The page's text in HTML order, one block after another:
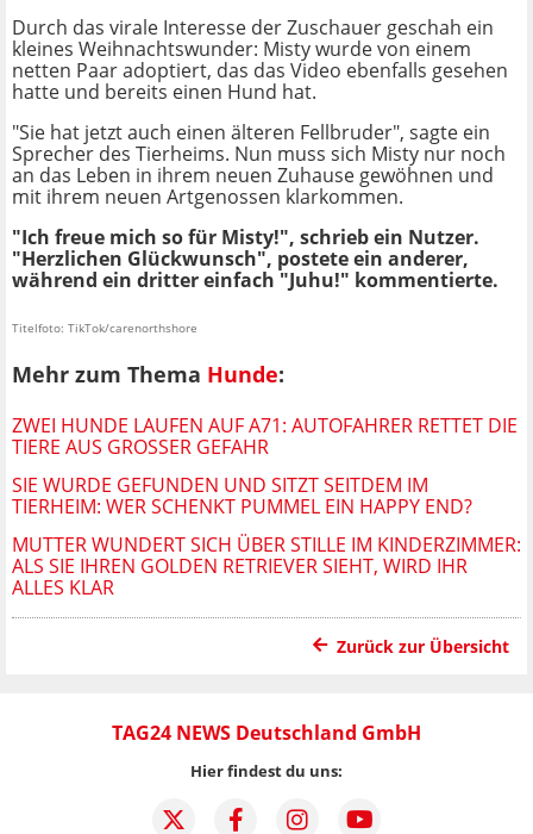
Durch das virale Interesse der Zuschauer geschah ein
kleines Weihnachtswunder: Misty wurde von einem
netten Paar adoptiert, das das Video ebenfalls gesehen
hatte und bereits einen Hund hat.
"Sie hat jetzt auch einen älteren Fellbruder", sagte ein
Sprecher des Tierheims. Nun muss sich Misty nur noch
an das Leben in ihrem neuen Zuhause gewöhnen und
mit ihrem neuen Artgenossen klarkommen.
"Ich freue mich so für Misty!", schrieb ein Nutzer.
"Herzlichen Glückwunsch", postete ein anderer,
während ein dritter einfach "Juhu!" kommentierte.
Titelfoto: TikTok/carenorthshore
Mehr zum Thema Hunde:
ZWEI HUNDE LAUFEN AUF A71: AUTOFAHRER RETTET DIE
TIERE AUS GROSSER GEFAHR
SIE WURDE GEFUNDEN UND SITZT SEITDEM IM
TIERHEIM: WER SCHENKT PUMMEL EIN HAPPY END?
MUTTER WUNDERT SICH ÜBER STILLE IM KINDERZIMMER:
ALS SIE IHREN GOLDEN RETRIEVER SIEHT, WIRD IHR
ALLES KLAR
Zurück zur Übersicht
TAG24 NEWS Deutschland GmbH
Hier findest du uns: